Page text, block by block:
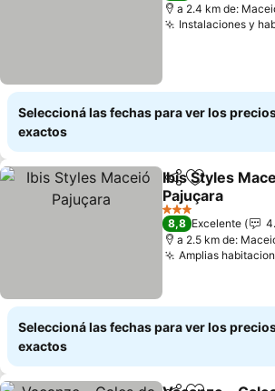
a 2.4 km de:
Instalaciones y
Seleccioná las fechas para ver los
exactos
Compartir
Añadir a
Ibis Styles
Pajuçara
3 Estrellas
8,8 Excelente
a 2.5 km de:
Amplias
Seleccioná las fechas para ver los
exactos